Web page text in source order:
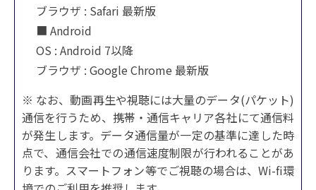
ブラウザ : Safari 最新版
■ Android
OS : Android 7以降
ブラウザ : Google Chrome 最新版
※ なお、動画再生や視聴には大量のデータ(パケット)
通信を行うため、携帯・通信キャリア各社にて通信料
が発生します。データ通信量が一定の基準に達した時
点で、通信会社での通信速度制限が行われることがあ
ります。スマートフォン等でご視聴の場合は、Wi-fi環